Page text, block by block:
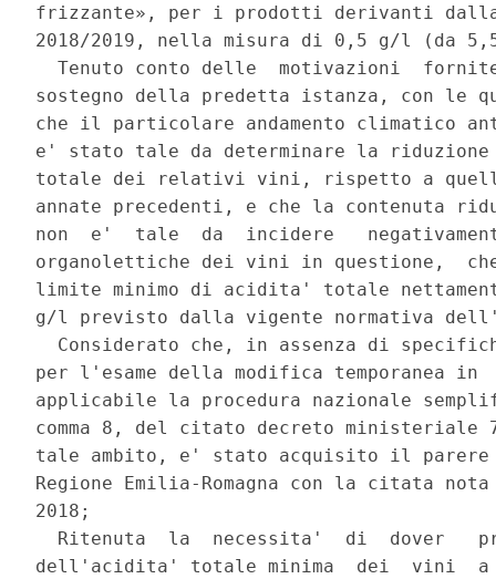
frizzante», per i prodotti derivanti dalla
2018/2019, nella misura di 0,5 g/l (da
Tenuto conto delle  motivazioni
sostegno della predetta istanza, con le
che il particolare andamento climatico
e' stato tale da determinare la
totale dei relativi vini, rispetto a
annate precedenti, e che la contenuta
non  e'  tale  da  incidere
organolettiche dei vini in questione,  che
limite minimo di acidita' totale
g/l previsto dalla vigente normativa
Considerato che, in assenza di
per l'esame della modifica temporanea
applicabile la procedura nazionale
comma 8, del citato decreto ministeriale
tale ambito, e' stato acquisito il parere
Regione Emilia-Romagna con la citata
2018;
Ritenuta  la  necessita'  di  dover
dell'acidita' totale minima  dei  vini  a